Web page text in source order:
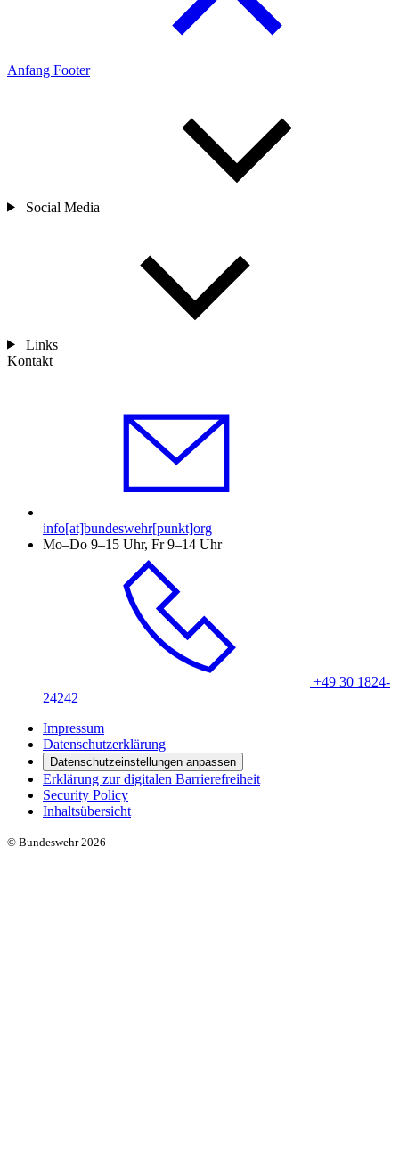
Anfang Footer
Social Media
Links
Kontakt
info[at]bundeswehr[punkt]org
Mo–Do 9–15 Uhr, Fr 9–14 Uhr
+49 30 1824-
24242
Impressum
Datenschutzerklärung
Datenschutzeinstellungen anpassen
Erklärung zur digitalen Barrierefreiheit
Security Policy
Inhaltsübersicht
© Bundeswehr 2026